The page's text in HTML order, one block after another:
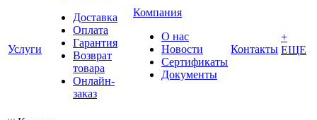
Услуги
Доставка
Оплата
Гарантия
Возврат
товара
Онлайн-
заказ
Компания
О нас
Новости
Сертификаты
Документы
Контакты
+
ЕЩЕ